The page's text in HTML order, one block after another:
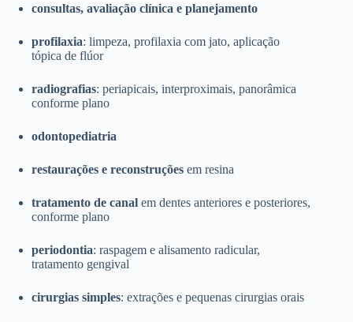
consultas, avaliação clínica e planejamento
profilaxia: limpeza, profilaxia com jato, aplicação
tópica de flúor
radiografias: periapicais, interproximais, panorâmica
conforme plano
odontopediatria
restaurações e reconstruções em resina
tratamento de canal em dentes anteriores e posteriores,
conforme plano
periodontia: raspagem e alisamento radicular,
tratamento gengival
cirurgias simples: extrações e pequenas cirurgias orais